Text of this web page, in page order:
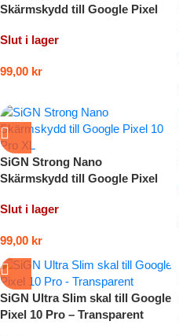
Skärmskydd till Google Pixel
Slut i lager
99,00 kr
SiGN Strong Nano
Skärmskydd till Google Pixel
Slut i lager
99,00 kr
SiGN Ultra Slim skal till Google
Pixel 10 Pro – Transparent